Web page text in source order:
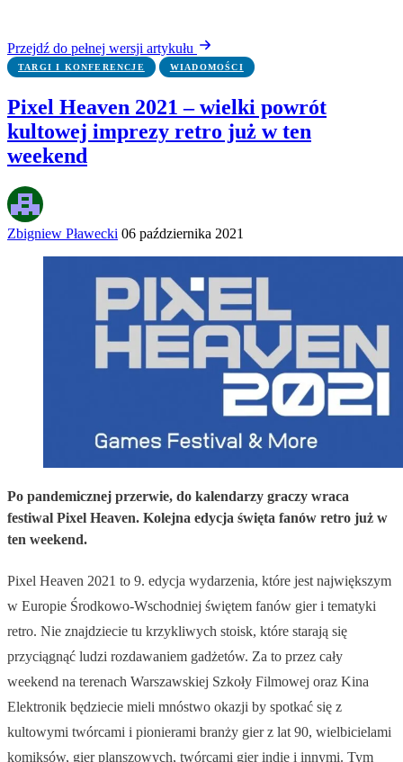
Przejdź do pełnej wersji artykułu
TARGI I KONFERENCJE WIADOMOŚCI
Pixel Heaven 2021 – wielki powrót
kultowej imprezy retro już w ten
weekend
Zbigniew Pławecki 06 października 2021
Po pandemicznej przerwie, do kalendarzy graczy wraca
festiwal Pixel Heaven. Kolejna edycja święta fanów retro już w
ten weekend.
Pixel Heaven 2021 to 9. edycja wydarzenia, które jest największym
w Europie Środkowo-Wschodniej świętem fanów gier i tematyki
retro. Nie znajdziecie tu krzykliwych stoisk, które starają się
przyciągnąć ludzi rozdawaniem gadżetów. Za to przez cały
weekend na terenach Warszawskiej Szkoły Filmowej oraz Kina
Elektronik będziecie mieli mnóstwo okazji by spotkać się z
kultowymi twórcami i pionierami branży gier z lat 90, wielbicielami
komiksów, gier planszowych, twórcami gier indie i innymi. Tym